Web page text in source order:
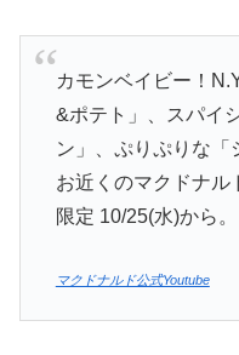
カモンベイビー！
&ポテト」、スパイ
ン」、ぷりぷりな「
お近くのマクドナル
限定 10/25(水)から。
マクドナルド公式Youtube